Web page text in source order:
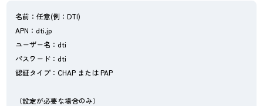
名前：任意(例：DTI)
APN：dti.jp
ユーザー名：dti
パスワード：dti
認証タイプ：CHAP または PAP
（設定が必要な場合のみ）